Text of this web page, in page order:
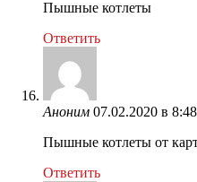
Пышные котлеты
Ответить
Аноним 07.02.2020 в
Пышные котлеты от
Ответить